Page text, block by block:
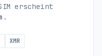
erscheint
XMR